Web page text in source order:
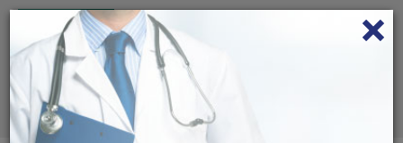
FRANÇAIS
Centre de Check-up Bilan
Santé